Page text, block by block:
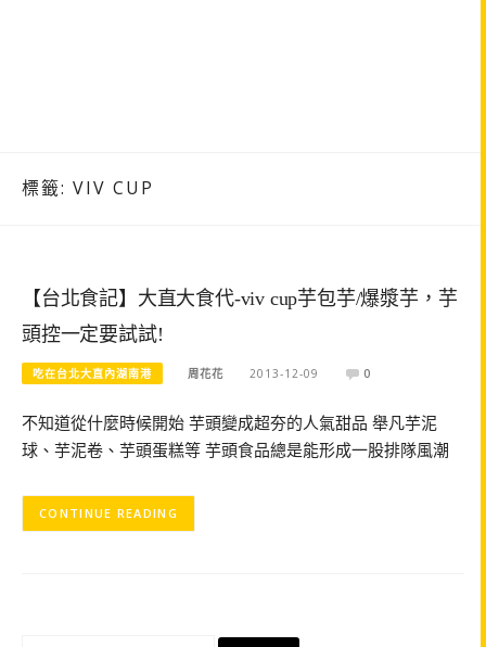
標籤: VIV CUP
【台北食記】大直大食代-viv cup芋包芋/爆漿芋，芋
頭控一定要試試!
吃在台北大直內湖南港 周花花 2013-12-09 0
不知道從什麼時候開始 芋頭變成超夯的人氣甜品 舉凡芋泥
球、芋泥卷、芋頭蛋糕等 芋頭食品總是能形成一股排隊風潮
CONTINUE READING